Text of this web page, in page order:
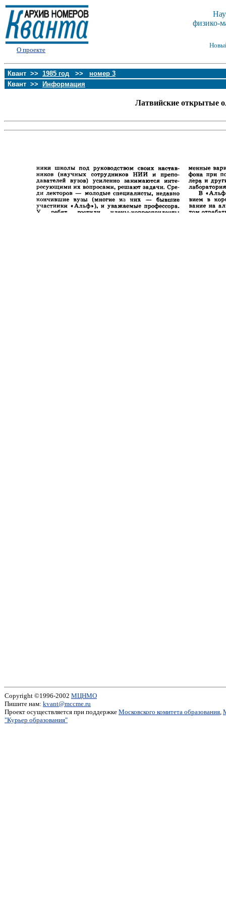
О проекте
физико-
Квант >> 1985 год >> номер 3
Квант >>
Информация
Латвийские открытые
Copyright ©1996-2002 МЦНМО
Пишите нам: kvant@mccme.ru
Проект осуществляется при поддержке Московского комитета образования,
"Курьер образования"